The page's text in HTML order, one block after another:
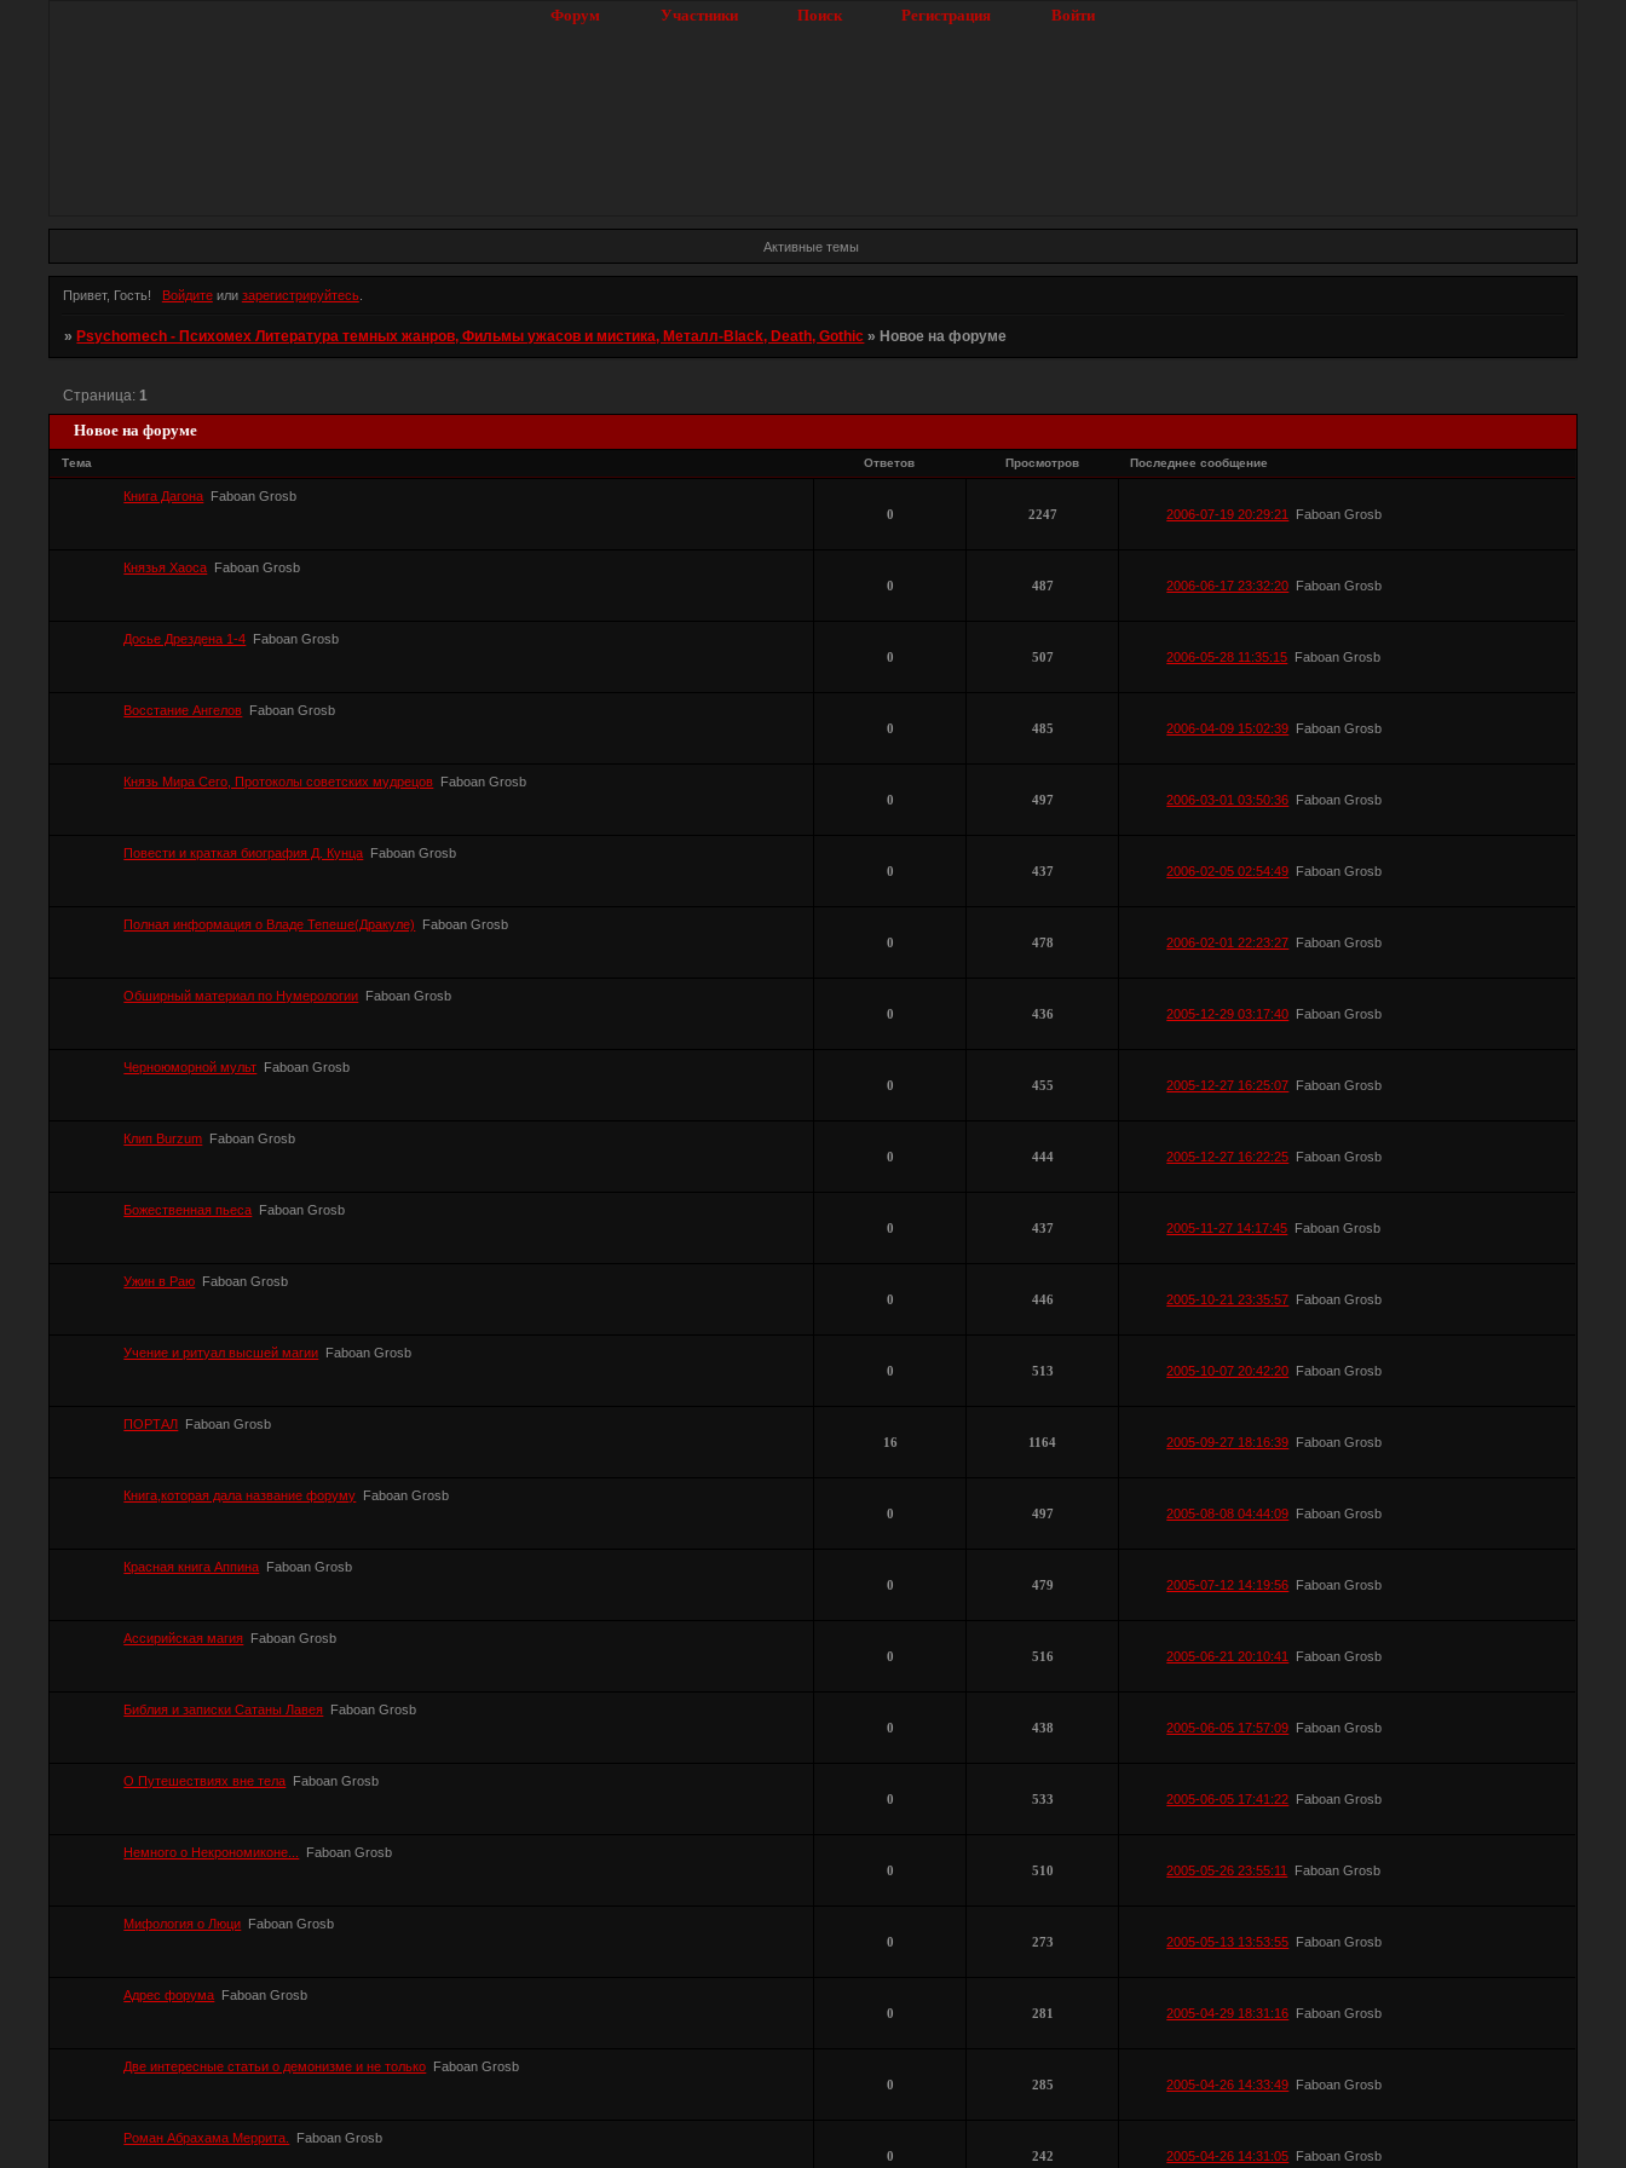
Форум Участники Поиск Регистрация Войти
Активные темы
Привет, Гость! Войдитеили зарегистрируйтесь.
» Psychomech - Психомех Литература темных жанров, Фильмы ужасов и мистика, Металл-Black, Death, Gothic » Новое на форуме
Новое на форуме
Страница:1
Тема Ответов Просмотров Последнее сообщение
Книга Дагона Faboan Grosb
0
2247 2006-07-19 20:29:21 Faboan Grosb
Князья Хаоса Faboan Grosb
0
487 2006-06-17 23:32:20 Faboan Grosb
Досье Дрездена 1-4 Faboan Grosb
0
507 2006-05-28 11:35:15 Faboan Grosb
Восстание Ангелов Faboan Grosb
0
485 2006-04-09 15:02:39 Faboan Grosb
Князь Мира Сего, Протоколы советских мудрецов Faboan Grosb
0
497 2006-03-01 03:50:36 Faboan Grosb
Повести и краткая биография Д. Кунца Faboan Grosb
0
437 2006-02-05 02:54:49 Faboan Grosb
Полная информация о Владе Тепеше(Дракуле)
Faboan Grosb
0
478 2006-02-01 22:23:27 Faboan Grosb
Обширный материал по Нумерологии Faboan Grosb
0
436 2005-12-29 03:17:40 Faboan Grosb
Черноюморной мульт Faboan Grosb
0
455 2005-12-27 16:25:07 Faboan Grosb
Клип Burzum Faboan Grosb
0
444 2005-12-27 16:22:25 Faboan Grosb
Божественная пьеса Faboan Grosb
0
437 2005-11-27 14:17:45 Faboan Grosb
Ужин в Раю Faboan Grosb
0
446 2005-10-21 23:35:57 Faboan Grosb
Учение и ритуал высшей магии Faboan Grosb
0
513 2005-10-07 20:42:20 Faboan Grosb
ПОРТАЛ Faboan Grosb
16
1164 2005-09-27 18:16:39 Faboan Grosb
Книга,которая дала название форуму Faboan Grosb
0
497 2005-08-08 04:44:09 Faboan Grosb
Красная книга Аппина Faboan Grosb
0
479 2005-07-12 14:19:56 Faboan Grosb
Ассирийская магия Faboan Grosb
0
516 2005-06-21 20:10:41 Faboan Grosb
Библия и записки Сатаны Лавея Faboan Grosb
0
438 2005-06-05 17:57:09 Faboan Grosb
О Путешествиях вне тела Faboan Grosb
0
533 2005-06-05 17:41:22 Faboan Grosb
Немного о Некрономиконе...
Faboan Grosb
0
510 2005-05-26 23:55:11 Faboan Grosb
Мифология о Люци Faboan Grosb
0
273 2005-05-13 13:53:55 Faboan Grosb
Адрес форума Faboan Grosb
0
281 2005-04-29 18:31:16 Faboan Grosb
Две интересные статьи о демонизме и не только Faboan Grosb
0
285 2005-04-26 14:33:49 Faboan Grosb
Роман Абрахама Меррита.
Faboan Grosb
0
242 2005-04-26 14:31:05 Faboan Grosb